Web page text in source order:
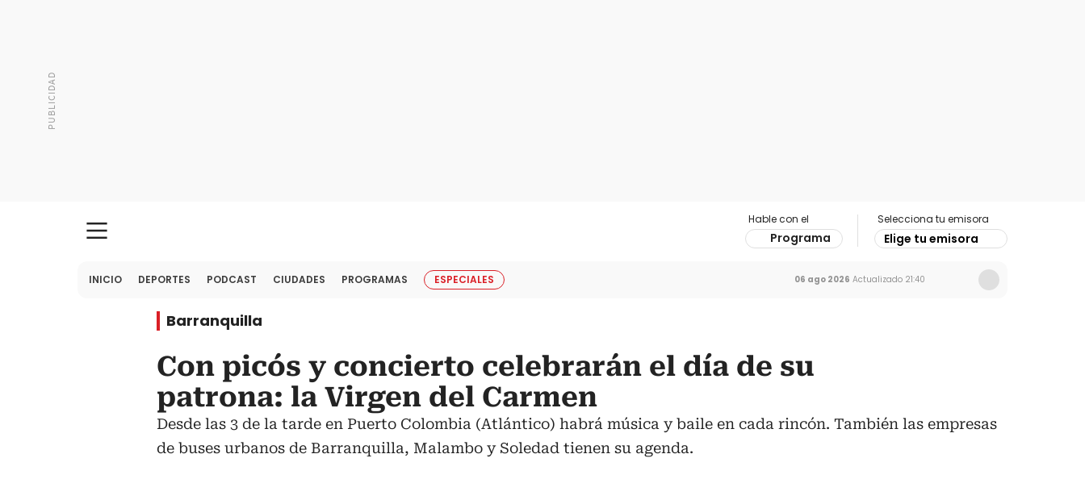
Hable con el
Programa
Selecciona tu emisora
Elige tu emisora
INICIO DEPORTES PODCAST CIUDADES PROGRAMAS ESPECIALES 06 ago 2026 Actualizado 21:40
Barranquilla
Con picós y concierto celebrarán el día de su
patrona: la Virgen del Carmen
Desde las 3 de la tarde en Puerto Colombia (Atlántico) habrá música y baile en cada rincón. También las empresas
de buses urbanos de Barranquilla, Malambo y Soledad tienen su agenda.